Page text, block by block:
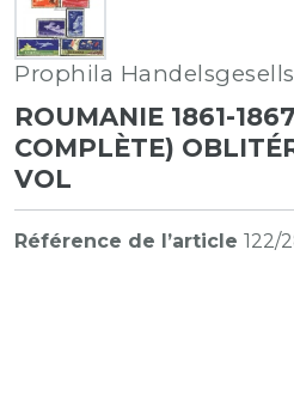
Prophila
ROUMANIE 1861-
COMPLÈTE)
VOL
Référence de l’article 122/